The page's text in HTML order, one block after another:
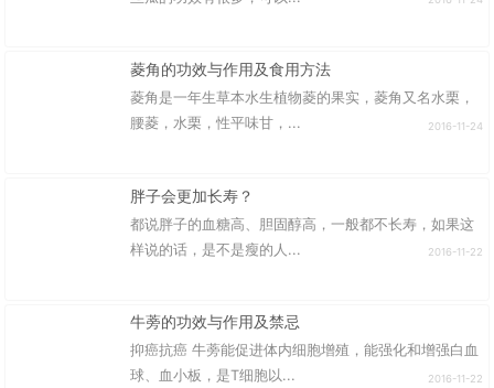
菱角的功效与作用及食用方法
菱角是一年生草本水生植物菱的果实，菱角又名水栗，
腰菱，水栗，性平味甘，...
2016-11-24
胖子会更加长寿？
都说胖子的血糖高、胆固醇高，一般都不长寿，如果这
样说的话，是不是瘦的人...
2016-11-22
牛蒡的功效与作用及禁忌
抑癌抗癌 牛蒡能促进体内细胞增殖，能强化和增强白血
球、血小板，是T细胞以...
2016-11-22